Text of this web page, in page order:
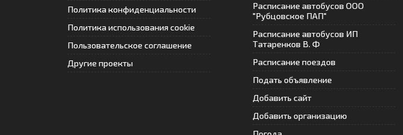
Политика конфиденциальности
Политика использования cookie
Пользовательское соглашение
Другие проекты
Расписание автобусов ООО
"Рубцовское ПАП"
Расписание автобусов ИП
Татаренков В. Ф
Расписание поездов
Подать объявление
Добавить сайт
Добавить организацию